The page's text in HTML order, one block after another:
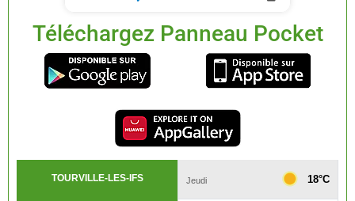
Téléchargez Panneau Pocket